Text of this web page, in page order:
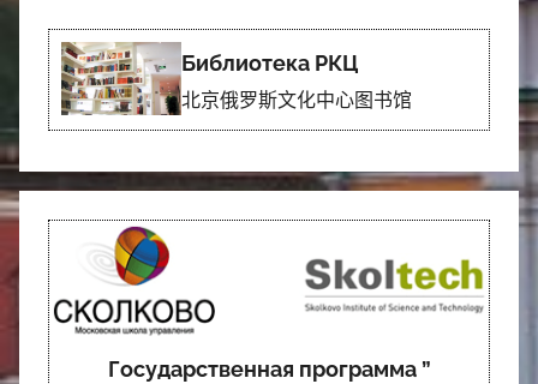
Библиотека РКЦ
北京俄罗斯文化中心图书馆
Государственная программа ”